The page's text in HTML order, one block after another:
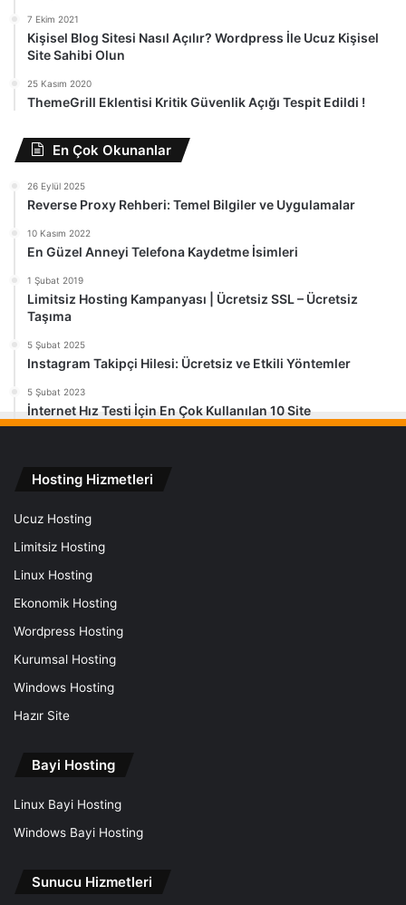
7 Ekim 2021
Kişisel Blog Sitesi Nasıl Açılır? Wordpress İle Ucuz Kişisel
Site Sahibi Olun
25 Kasım 2020
ThemeGrill Eklentisi Kritik Güvenlik Açığı Tespit Edildi !
En Çok Okunanlar
26 Eylül 2025
Reverse Proxy Rehberi: Temel Bilgiler ve Uygulamalar
10 Kasım 2022
En Güzel Anneyi Telefona Kaydetme İsimleri
1 Şubat 2019
Limitsiz Hosting Kampanyası | Ücretsiz SSL – Ücretsiz
Taşıma
5 Şubat 2025
Instagram Takipçi Hilesi: Ücretsiz ve Etkili Yöntemler
5 Şubat 2023
İnternet Hız Testi İçin En Çok Kullanılan 10 Site
Hosting Hizmetleri
Ucuz Hosting
Limitsiz Hosting
Linux Hosting
Ekonomik Hosting
Wordpress Hosting
Kurumsal Hosting
Windows Hosting
Hazır Site
Bayi Hosting
Linux Bayi Hosting
Windows Bayi Hosting
Sunucu Hizmetleri